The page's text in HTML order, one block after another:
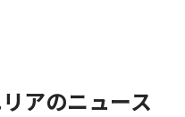
アのニュース